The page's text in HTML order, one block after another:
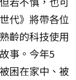
代》將帶各位
齡的科技使用
事。今年5
困在家中、被